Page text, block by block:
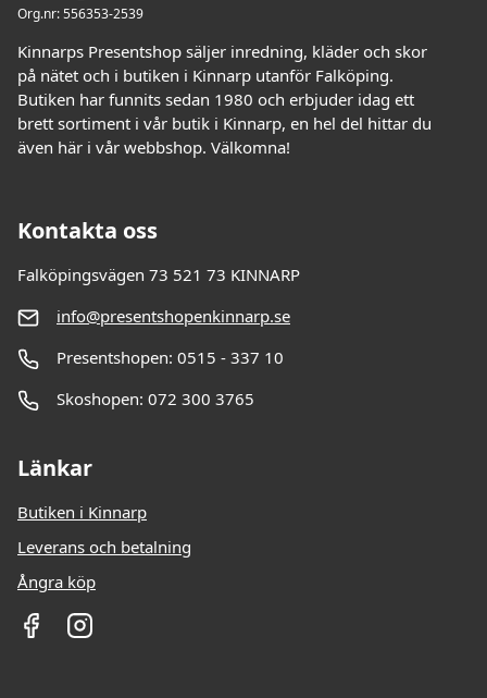
Org.nr: 556353-2539
Kinnarps Presentshop säljer inredning, kläder och skor
på nätet och i butiken i Kinnarp utanför Falköping.
Butiken har funnits sedan 1980 och erbjuder idag ett
brett sortiment i vår butik i Kinnarp, en hel del hittar du
även här i vår webbshop. Välkomna!
Kontakta oss
Falköpingsvägen 73 521 73 KINNARP
info@presentshopenkinnarp.se
Presentshopen: 0515 - 337 10
Skoshopen: 072 300 3765
Länkar
Butiken i Kinnarp
Leverans och betalning
Ångra köp